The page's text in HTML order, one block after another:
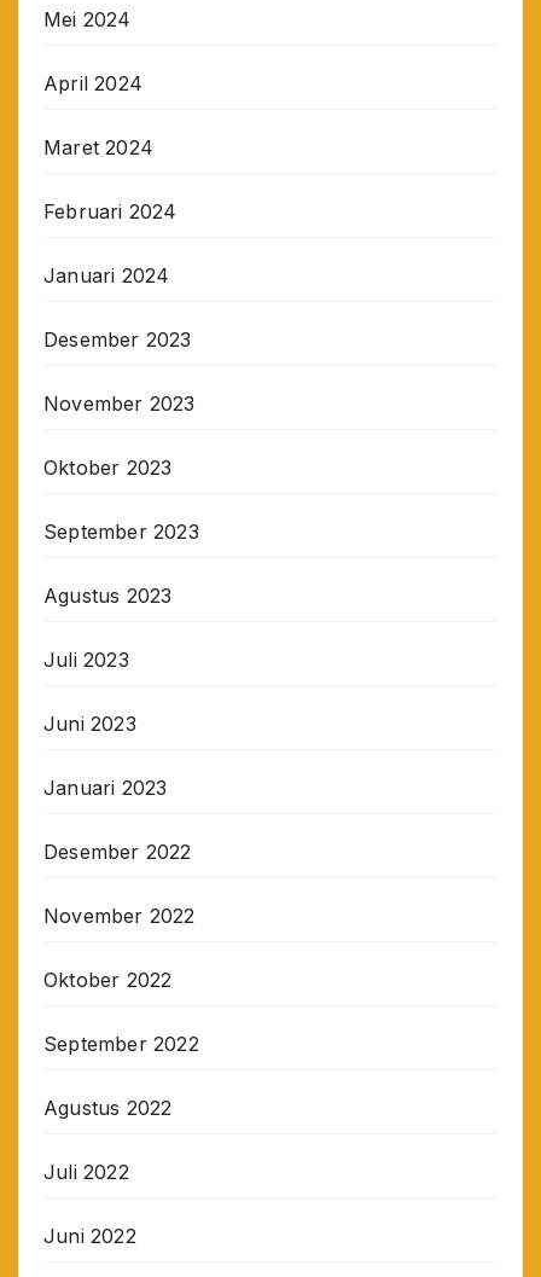
Mei 2024
April 2024
Maret 2024
Februari 2024
Januari 2024
Desember 2023
November 2023
Oktober 2023
September 2023
Agustus 2023
Juli 2023
Juni 2023
Januari 2023
Desember 2022
November 2022
Oktober 2022
September 2022
Agustus 2022
Juli 2022
Juni 2022